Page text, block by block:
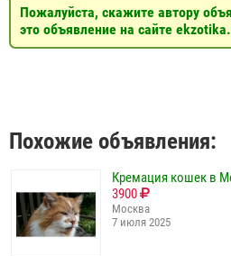
Пожалуйста, скажите автору
это объявление на сайте
Похожие объявления:
Кремация кошек в
3900
Москва
7 июля 2025